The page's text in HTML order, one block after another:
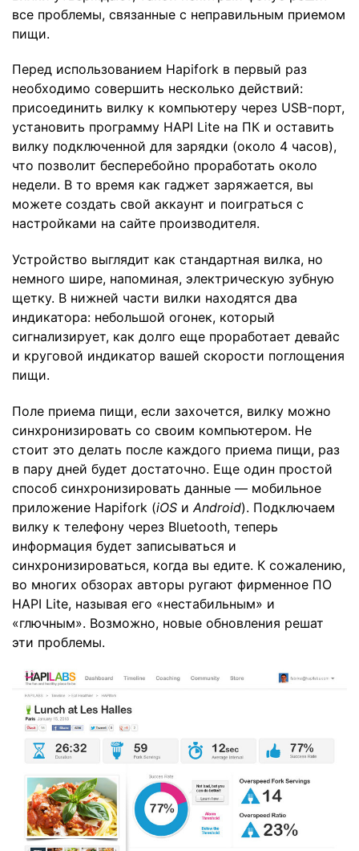
все проблемы, связанные с неправильным приемом
пищи.
Перед использованием Hapifork в первый раз
необходимо совершить несколько действий:
присоединить вилку к компьютеру через USB-порт,
установить программу HAPI Lite на ПК и оставить
вилку подключенной для зарядки (около 4 часов),
что позволит бесперебойно проработать около
недели. В то время как гаджет заряжается, вы
можете создать свой аккаунт и поиграться с
настройками на сайте производителя.
Устройство выглядит как стандартная вилка, но
немного шире, напоминая, электрическую зубную
щетку. В нижней части вилки находятся два
индикатора: небольшой огонек, который
сигнализирует, как долго еще проработает девайс
и круговой индикатор вашей скорости поглощения
пищи.
Поле приема пищи, если захочется, вилку можно
синхронизировать со своим компьютером. Не
стоит это делать после каждого приема пищи, раз
в пару дней будет достаточно. Еще один простой
способ синхронизировать данные — мобильное
приложение Hapifork (iOS и Android). Подключаем
вилку к телефону через Bluetooth, теперь
информация будет записываться и
синхронизироваться, когда вы едите. К сожалению,
во многих обзорах авторы ругают фирменное ПО
HAPI Lite, называя его «нестабильным» и
«глючным». Возможно, новые обновления решат
эти проблемы.